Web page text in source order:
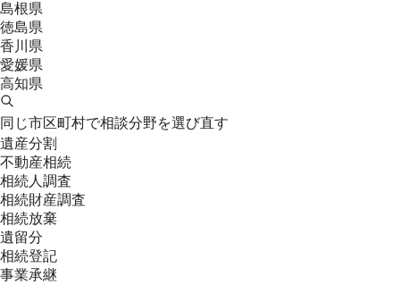
島根県
徳島県
香川県
愛媛県
高知県
同じ市区町村で相談分野を選び直す
遺産分割
不動産相続
相続人調査
相続財産調査
相続放棄
遺留分
相続登記
事業承継